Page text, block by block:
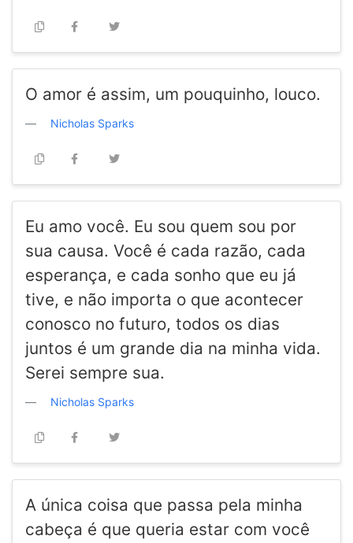
O amor é assim, um pouquinho, louco.
Nicholas Sparks
Eu amo você. Eu sou quem sou por
sua causa. Você é cada razão, cada
esperança, e cada sonho que eu já
tive, e não importa o que acontecer
conosco no futuro, todos os dias
juntos é um grande dia na minha vida.
Serei sempre sua.
Nicholas Sparks
A única coisa que passa pela minha
cabeça é que queria estar com você